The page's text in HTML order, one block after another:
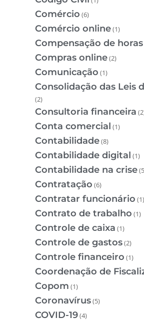
Comércio (6)
Comércio online(1)
Compensação de horas
Compras online(2)
Comunicação (1)
Consolidação das Leis
(2)
Consultoria financeira
Conta comercial (1)
Contabilidade(8)
Contabilidade digital (1)
Contabilidade na crise
Contratação (6)
Contratar funcionário (1)
Contrato de trabalho (1)
Controle de caixa (1)
Controle de gastos(2)
Controle financeiro (1)
Coordenação de
Copom (1)
Coronavírus(5)
COVID-19(4)